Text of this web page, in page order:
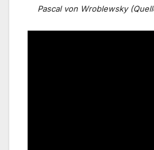
Pascal von Wroblewsky